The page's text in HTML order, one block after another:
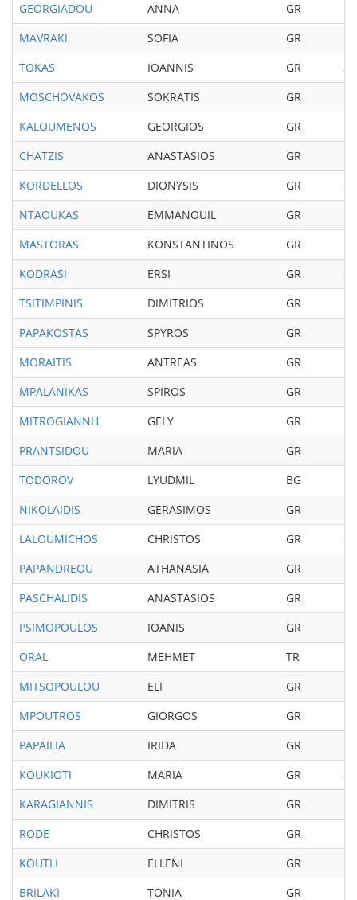
GEORGIADOU
ANNA GR
MAVRAKI
SOFIA GR
TOKAS
IOANNIS GR
MOSCHOVAKOS
SOKRATIS GR
KALOUMENOS
GEORGIOS GR
CHATZIS
ANASTASIOS GR
KORDELLOS
DIONYSIS GR
NTAOUKAS
EMMANOUIL GR
MASTORAS
KONSTANTINOS GR
KODRASI
ERSI GR
TSITIMPINIS
DIMITRIOS GR
PAPAKOSTAS
SPYROS GR
MORAITIS
ANTREAS GR
MPALANIKAS
SPIROS GR
MITROGIANNH
GELY GR
PRANTSIDOU
MARIA GR
TODOROV
LYUDMIL BG
NIKOLAIDIS
GERASIMOS GR
LALOUMICHOS
CHRISTOS GR
PAPANDREOU
ATHANASIA GR
PASCHALIDIS
ANASTASIOS GR
PSIMOPOULOS
IOANIS GR
ORAL
MEHMET TR
MITSOPOULOU
ELI GR
MPOUTROS
GIORGOS GR
PAPAILIA
IRIDA GR
KOUKIOTI
MARIA GR
KARAGIANNIS
DIMITRIS GR
RODE
CHRISTOS GR
KOUTLI
ELLENI GR
BRILAKI
TONIA GR